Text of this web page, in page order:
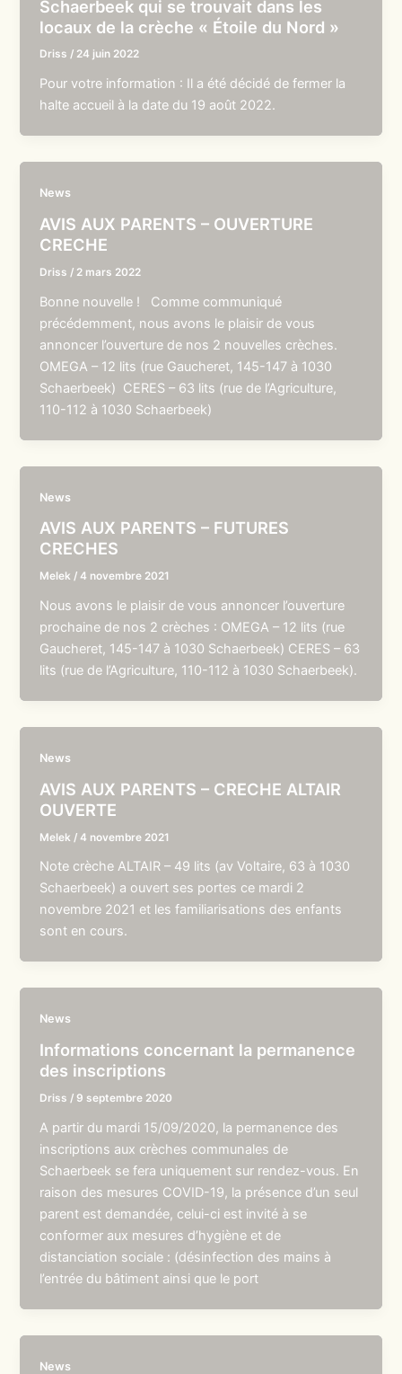
Schaerbeek qui se trouvait dans les
locaux de la crèche « Étoile du Nord »
Driss / 24 juin 2022
Pour votre information : Il a été décidé de fermer la
halte accueil à la date du 19 août 2022.
News
AVIS AUX PARENTS – OUVERTURE
CRECHE
Driss / 2 mars 2022
Bonne nouvelle ! Comme communiqué
précédemment, nous avons le plaisir de vous
annoncer l’ouverture de nos 2 nouvelles crèches.
OMEGA – 12 lits (rue Gaucheret, 145-147 à 1030
Schaerbeek) CERES – 63 lits (rue de l’Agriculture,
110-112 à 1030 Schaerbeek)
News
AVIS AUX PARENTS – FUTURES
CRECHES
Melek /4 novembre 2021
Nous avons le plaisir de vous annoncer l’ouverture
prochaine de nos 2 crèches : OMEGA – 12 lits (rue
Gaucheret, 145-147 à 1030 Schaerbeek) CERES – 63
lits (rue de l’Agriculture, 110-112 à 1030 Schaerbeek).
News
AVIS AUX PARENTS – CRECHE ALTAIR
OUVERTE
Melek /4 novembre 2021
Note crèche ALTAIR – 49 lits (av Voltaire, 63 à 1030
Schaerbeek) a ouvert ses portes ce mardi 2
novembre 2021 et les familiarisations des enfants
sont en cours.
News
Informations concernant la permanence
des inscriptions
Driss / 9 septembre 2020
A partir du mardi 15/09/2020, la permanence des
inscriptions aux crèches communales de
Schaerbeek se fera uniquement sur rendez-vous. En
raison des mesures COVID-19, la présence d’un seul
parent est demandée, celui-ci est invité à se
conformer aux mesures d’hygiène et de
distanciation sociale : (désinfection des mains à
l’entrée du bâtiment ainsi que le port
News